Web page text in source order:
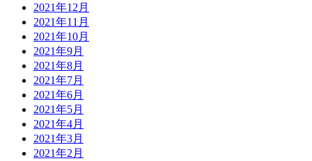
2021年12月
2021年11月
2021年10月
2021年9月
2021年8月
2021年7月
2021年6月
2021年5月
2021年4月
2021年3月
2021年2月